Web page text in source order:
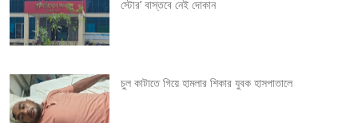
t
i
o
স্টোর’ বাস্তবে নেই দোকান
চুল কাটাতে গিয়ে হামলার শিকার যুবক হাসপাতালে